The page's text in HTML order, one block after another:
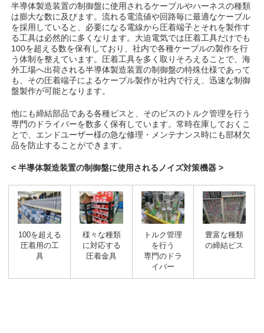
半導体製造装置の制御盤に使用されるケーブルやハーネスの種類
は膨大な数に及びます。流れる電流値や回路毎に最適なケーブル
を採用していると、必要になる電線から圧着端子とそれを製作す
る工具は必然的に多くなります。大迫電気では圧着工具だけでも
100を超える数を保有しており、社内で各種ケーブルの製作を行
う体制を整えています。圧着工具を多く取りそろえることで、海
外工場へ出荷される半導体製造装置の制御盤の特殊仕様であって
も、その圧着端子によるケーブル製作が社内で行え、迅速な制御
盤製作が可能となります。
他にも締結部品である各種ビスと、そのビスのトルク管理を行う
専門のドライバーを数多く保有しています。常時在庫しておくこ
とで、エンドユーザー様の急な修理・メンテナンス時にも部材欠
品を防止することができます。
< 半導体製造装置の制御盤に使用されるノイズ対策機器>
100を超える
圧着用の工
具
様々な種類
に対応する
圧着金具
トルク管理
を行う
専門のドラ
イバー
豊富な種類
の締結ビス